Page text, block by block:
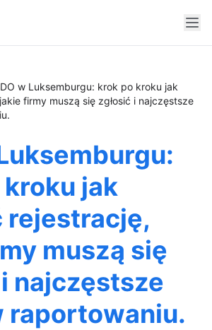
w Luksemburgu: krok po kroku jak
firmy muszą się zgłosić i najczęstsze
jak
rejestrację,
muszą się
najczęstsze
raportowaniu.